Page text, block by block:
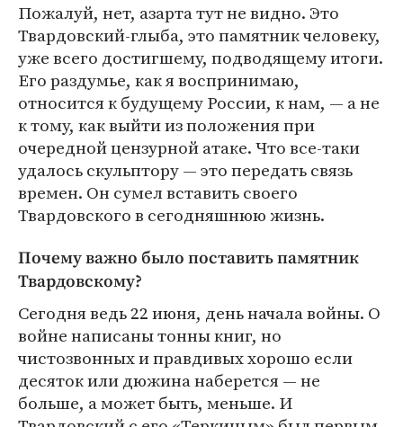
Пожалуй, нет, азарта тут не видно. Это
Твардовский-глыба, это памятник человеку,
уже всего достигшему, подводящему итоги.
Его раздумье, как я воспринимаю,
относится к будущему России, к нам, — а не
к тому, как выйти из положения при
очередной цензурной атаке. Что все-таки
удалось скульптору — это передать связь
времен. Он сумел вставить своего
Твардовского в сегодняшнюю жизнь.
Почему важно было поставить памятник
Твардовскому?
Сегодня ведь 22 июня, день начала войны. О
войне написаны тонны книг, но
чистозвонных и правдивых хорошо если
десяток или дюжина наберется — не
больше, а может быть, меньше. И